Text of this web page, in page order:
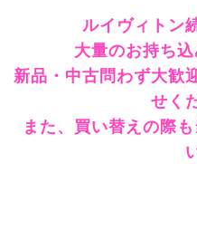
ルイヴィトン
大量のお持ち
新品・中古問わず大歓
せく
また、買い替えの際